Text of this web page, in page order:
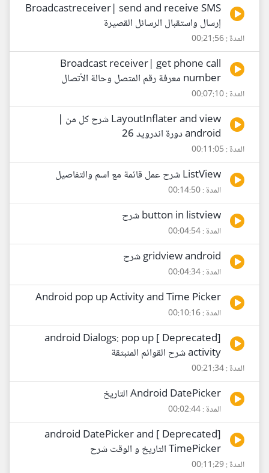
Broadcastreceiver| send and receive SMS
إرسال واستقبال الرسائل القصيرة
المدة : 00:21:56
Broadcast receiver| get phone call
number معرفة رقم المتصل وحالة الأتصال
المدة : 00:07:10
LayoutInflater and view شرح كل من |
android دورة اندرويد 26
المدة : 00:11:05
ListView شرح عمل قائمة مع اسم والتفاصيل
المدة : 00:14:50
button in listview شرح
المدة : 00:04:54
gridview android شرح
المدة : 00:04:34
Android pop up Activity and Time Picker
المدة : 00:10:16
[Deprecated ] android Dialogs: pop up
activity شرح القوائم المنبثقة
المدة : 00:21:34
Android DatePicker التاريخ
المدة : 00:02:44
[Deprecated ] android DatePicker and
TimePicker التاريخ و الوقت شرح
المدة : 00:11:29